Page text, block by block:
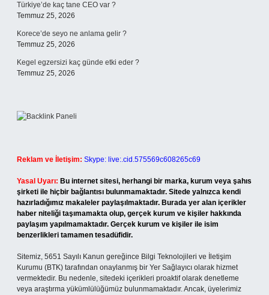
Türkiye’de kaç tane CEO var ?
Temmuz 25, 2026
Korece’de seyo ne anlama gelir ?
Temmuz 25, 2026
Kegel egzersizi kaç günde etki eder ?
Temmuz 25, 2026
Reklam ve İletişim: Skype: live:.cid.575569c608265c69
Yasal Uyarı: Bu internet sitesi, herhangi bir marka, kurum veya şahıs
şirketi ile hiçbir bağlantısı bulunmamaktadır. Sitede yalnızca kendi
hazırladığımız makaleler paylaşılmaktadır. Burada yer alan içerikler
haber niteliği taşımamakta olup, gerçek kurum ve kişiler hakkında
paylaşım yapılmamaktadır. Gerçek kurum ve kişiler ile isim
benzerlikleri tamamen tesadüfidir.
Sitemiz, 5651 Sayılı Kanun gereğince Bilgi Teknolojileri ve İletişim
Kurumu (BTK) tarafından onaylanmış bir Yer Sağlayıcı olarak hizmet
vermektedir. Bu nedenle, sitedeki içerikleri proaktif olarak denetleme
veya araştırma yükümlülüğümüz bulunmamaktadır. Ancak, üyelerimiz